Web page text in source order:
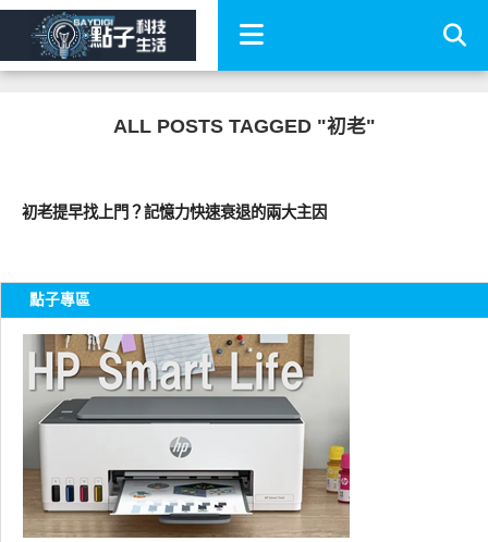
ALL POSTS TAGGED "初老"
初老提早找上門？記憶力快速衰退的兩大主因
點子專區